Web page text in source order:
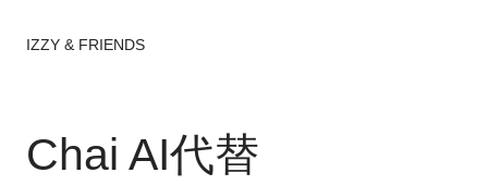
IZZY & FRIENDS
Chai AI代替